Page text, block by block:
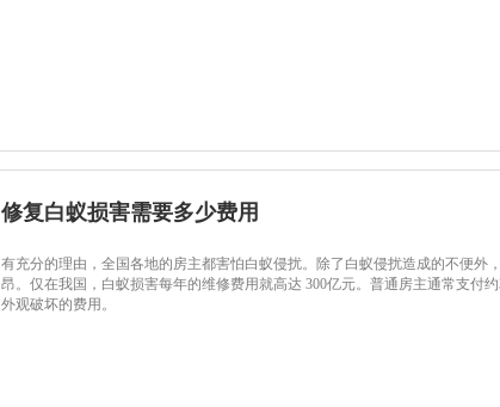
修复白蚁损害需要多少费用
有充分的理由，全国各地的房主都害怕白蚁侵扰。除了白蚁侵扰造成的不便外
昂。仅在我国，白蚁损害每年的维修费用就高达 300亿元。普通房主通常支付
外观破坏的费用。